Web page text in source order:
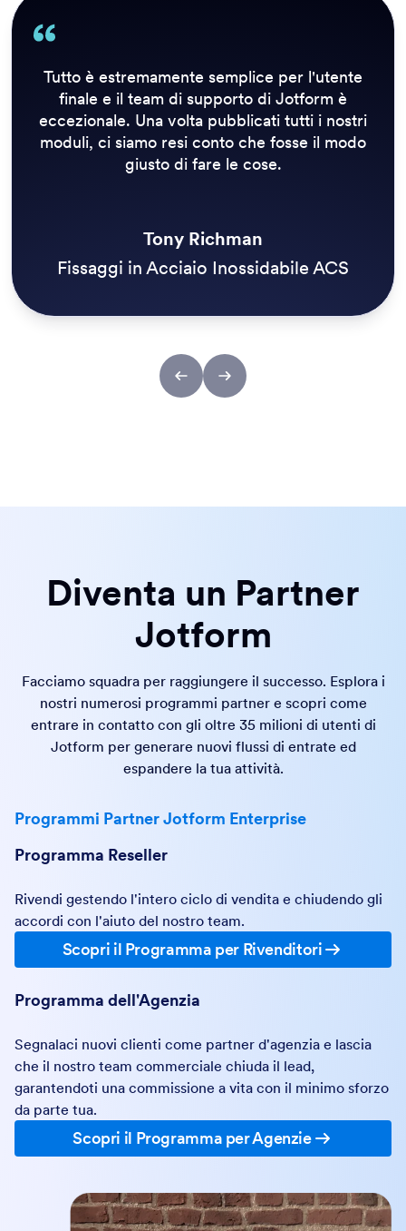
consentiva di inviare un aggiornamento in
tempo reale a tutti coloro che ne avevano
bisogno. Le ispezioni devono essere eseguite
quotidianamente prima di aprire i sentieri,
quindi Jotform Enterprise ha un enorme
Simon Morgan
Three Rivers Park District
Diventa un Partner
Jotform
Facciamo squadra per raggiungere il successo. Esplora i
nostri numerosi programmi partner e scopri come
entrare in contatto con gli oltre 35 milioni di utenti di
Jotform per generare nuovi flussi di entrate ed
espandere la tua attività.
Programmi Partner Jotform Enterprise
Programma Reseller
Rivendi gestendo l'intero ciclo di vendita e chiudendo gli
accordi con l'aiuto del nostro team.
Scopri il Programma per Rivenditori
Programma dell'Agenzia
Segnalaci nuovi clienti come partner d'agenzia e lascia
che il nostro team commerciale chiuda il lead,
garantendoti una commissione a vita con il minimo sforzo
da parte tua.
Scopri il Programma per Agenzie